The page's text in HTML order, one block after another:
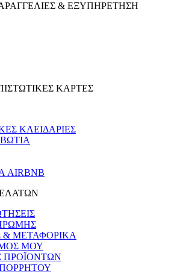
& ΕΞΥΠΗΡΕΤΗΣΗ
ΚΑΡΤΕΣ
ΚΛΕΙΔΑΡΙΈΣ
AIRBNB
ΜΕΤΑΦΟΡΙΚΑ
ΜΟΥ
ΠΡΟΪΟΝΤΩΝ